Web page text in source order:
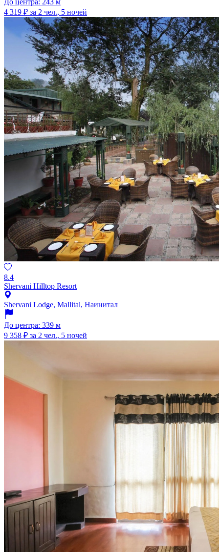
До центра: 243 м
4 319 ₽ за 2 чел., 5 ночей
8.4
Shervani Hilltop Resort
Shervani Lodge, Mallital, Наинитал
До центра: 339 м
9 358 ₽ за 2 чел., 5 ночей